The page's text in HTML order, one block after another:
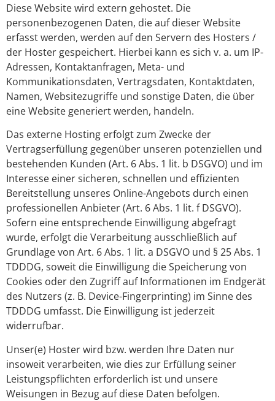
Diese Website wird extern gehostet. Die
personenbezogenen Daten, die auf dieser Website
erfasst werden, werden auf den Servern des Hosters /
der Hoster gespeichert. Hierbei kann es sich v. a. um IP-
Adressen, Kontaktanfragen, Meta- und
Kommunikationsdaten, Vertragsdaten, Kontaktdaten,
Namen, Websitezugriffe und sonstige Daten, die über
eine Website generiert werden, handeln.
Das externe Hosting erfolgt zum Zwecke der
Vertragserfüllung gegenüber unseren potenziellen und
bestehenden Kunden (Art. 6 Abs. 1 lit. b DSGVO) und im
Interesse einer sicheren, schnellen und effizienten
Bereitstellung unseres Online-Angebots durch einen
professionellen Anbieter (Art. 6 Abs. 1 lit. f DSGVO).
Sofern eine entsprechende Einwilligung abgefragt
wurde, erfolgt die Verarbeitung ausschließlich auf
Grundlage von Art. 6 Abs. 1 lit. a DSGVO und § 25 Abs. 1
TDDDG, soweit die Einwilligung die Speicherung von
Cookies oder den Zugriff auf Informationen im Endgerät
des Nutzers (z. B. Device-Fingerprinting) im Sinne des
TDDDG umfasst. Die Einwilligung ist jederzeit
widerrufbar.
Unser(e) Hoster wird bzw. werden Ihre Daten nur
insoweit verarbeiten, wie dies zur Erfüllung seiner
Leistungspflichten erforderlich ist und unsere
Weisungen in Bezug auf diese Daten befolgen.